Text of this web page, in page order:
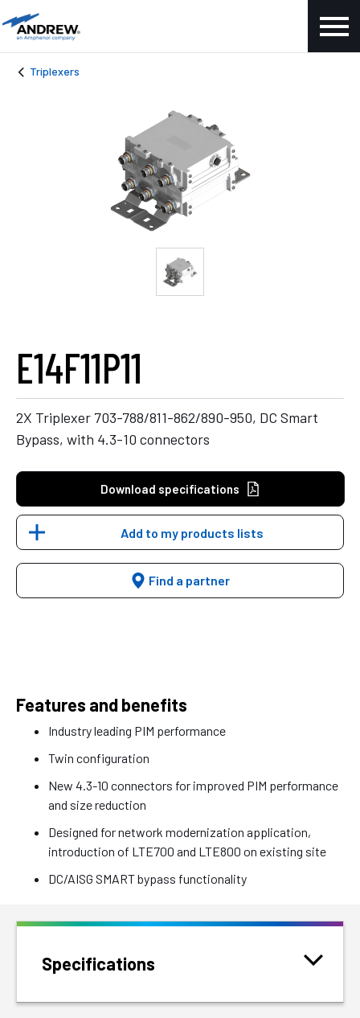
Triplexers
E14F11P11
2X Triplexer 703-788/811-862/890-950, DC Smart
Bypass, with 4.3-10 connectors
Download specifications
Add to my products lists
Find a partner
Features and benefits
Industry leading PIM performance
Twin configuration
New 4.3-10 connectors for improved PIM performance
and size reduction
Designed for network modernization application,
introduction of LTE700 and LTE800 on existing site
DC/AISG SMART bypass functionality
Specifications